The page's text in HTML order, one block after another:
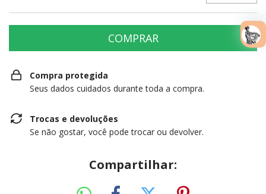
Compra protegida
Seus dados cuidados durante toda a compra.
Trocas e devoluções
Se não gostar, você pode trocar ou devolver.
Compartilhar: